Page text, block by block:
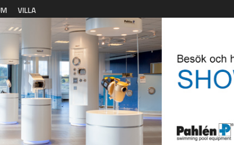
VILLA